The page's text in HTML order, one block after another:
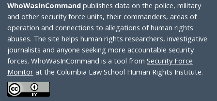
WhoWasInCommand publishes data on the police, military
and other security force units, their commanders, areas of
operation and connections to allegations of human rights
abuses. The site helps human rights researchers, investigative
journalists and anyone seeking more accountable security
forces. WhoWasInCommand is a tool from Security Force
Monitor at the Columbia Law School Human Rights Institute.